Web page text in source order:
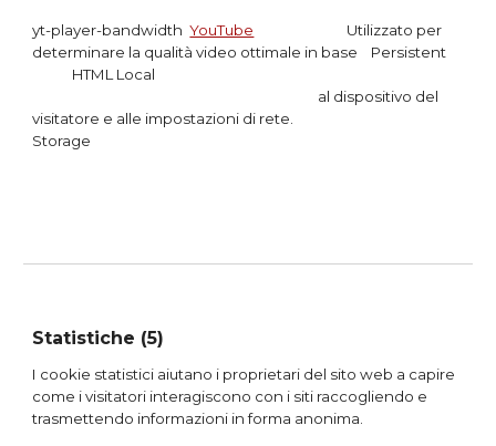
yt-player-bandwidthYouTube
Utilizzato per
determinare la qualità video ottimale in base Persistent
HTML Local
al dispositivo del
visitatore e alle impostazioni di rete.
Storage
Statistiche (5)
I cookie statistici aiutano i proprietari del sito web a capire
come i visitatori interagiscono con i siti raccogliendo e
trasmettendo informazioni in forma anonima.